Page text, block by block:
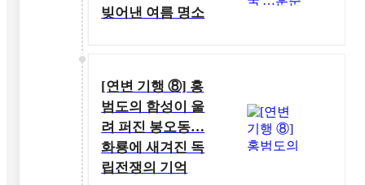
빚어낸 여름 명소
[연변 기행 ⑧] 홍
범도의 함성이 울
려 퍼진 봉오동…
화룡에 새겨진 독
립전쟁의 기억